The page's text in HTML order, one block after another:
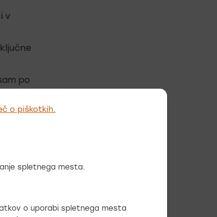
v
po
so
bolj
o piškotkih.
spletnega mesta.
o uporabi spletnega mesta